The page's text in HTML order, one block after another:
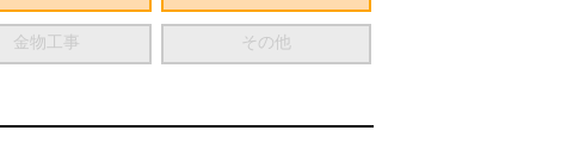
金物工事 その他